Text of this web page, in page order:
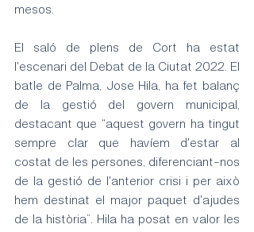
mesos.
El saló de plens de Cort ha estat
l'escenari del Debat de la Ciutat 2022. El
batle de Palma, Jose Hila, ha fet balanç
de la gestió del govern municipal,
destacant que “aquest govern ha tingut
sempre clar que havíem d'estar al
costat de les persones, diferenciant-nos
de la gestió de l'anterior crisi i per això
hem destinat el major paquet d'ajudes
de la història”. Hila ha posat en valor les